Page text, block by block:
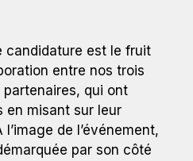
candidature est le fruit
entre nos trois
qui ont
en misant sur leur
de l’événement,
par son côté